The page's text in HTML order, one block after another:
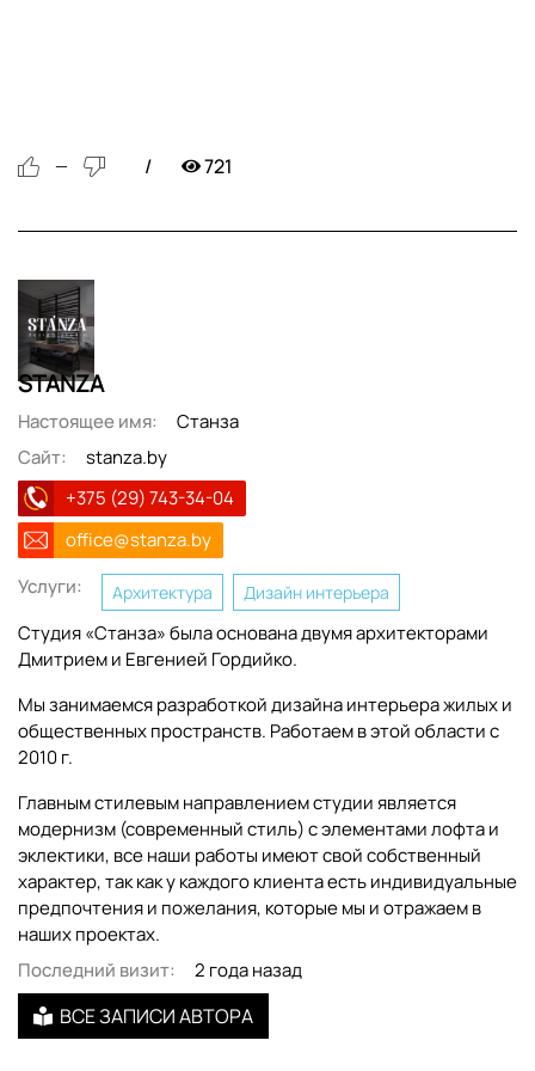
— 721
STANZA
Настоящее имя:
Станза
Сайт:
stanza.by
+375 (29) 743-34-04
office@stanza.by
Услуги:
Архитектура Дизайн интерьера
Студия «Станза» была основана двумя архитекторами
Дмитрием и Евгенией Гордийко.
Мы занимаемся разработкой дизайна интерьера жилых и
общественных пространств. Работаем в этой области с
2010 г.
Главным стилевым направлением студии является
модернизм (современный стиль) с элементами лофта и
эклектики, все наши работы имеют свой собственный
характер, так как у каждого клиента есть индивидуальные
предпочтения и пожелания, которые мы и отражаем в
наших проектах.
Последний визит:
2 года назад
ВСЕ ЗАПИСИ АВТОРА